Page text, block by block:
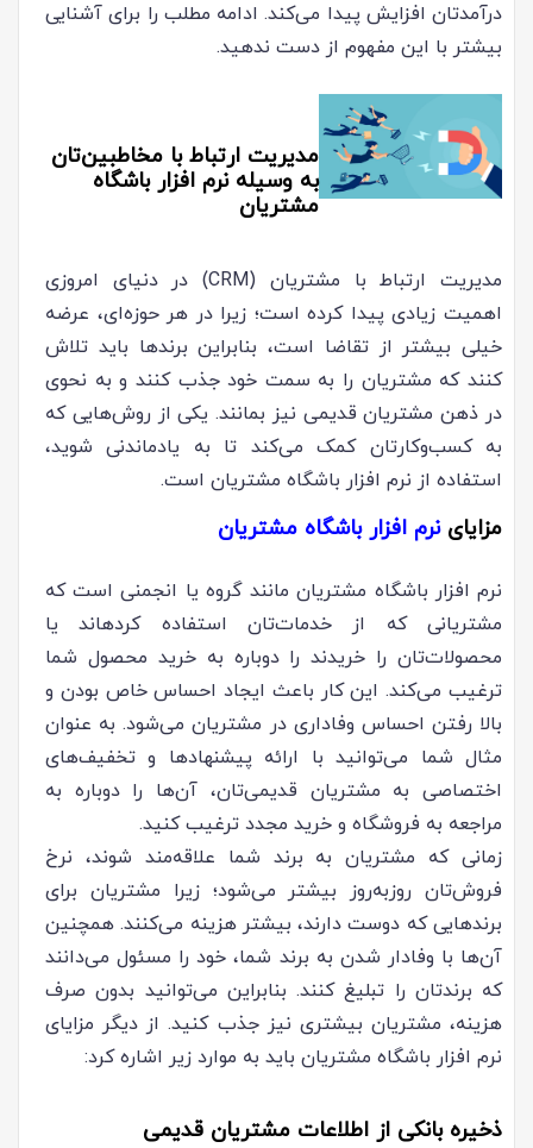
درآمدتان افزایش پیدا می‌کند. ادامه مطلب را برای آشنایی
بیشتر با این مفهوم از دست ندهید.
مدیریت ارتباط با مخاطبین‌تان
به وسیله نرم افزار باشگاه
مشتریان
مدیریت ارتباط با مشتریان (CRM) در دنیای امروزی
اهمیت زیادی پیدا کرده است؛ زیرا در هر حوزه‌ای، عرضه
خیلی بیشتر از تقاضا است، بنابراین برندها باید تلاش
کنند که مشتریان را به سمت خود جذب کنند و به نحوی
در ذهن مشتریان قدیمی نیز بمانند. یکی از روش‌هایی که
به کسب‌وکارتان کمک می‌کند تا به یادماندنی شوید،
استفاده از نرم افزار باشگاه مشتریان است.
مزایاینرم افزار باشگاه مشتریان
نرم افزار باشگاه مشتریان مانند گروه یا انجمنی است که
مشتریانی که از خدمات‎‌تان استفاده کرده‎اند یا
محصولات‌تان را خریدند را دوباره به خرید محصول شما
ترغیب می‌کند. این کار باعث ایجاد احساس خاص بودن و
بالا رفتن احساس وفاداری در مشتریان می‌شود. به عنوان
مثال شما می‌توانید با ارائه پیشنهاد‌ها و تخفیف‌های
اختصاصی به مشتریان قدیمی‌تان، آن‎‌ها را دوباره به
مراجعه به فروشگاه و خرید مجدد ترغیب کنید.
زمانی که مشتریان به برند شما علاقه‌مند شوند، نرخ
فروش‌تان روزبه‌‌روز بیشتر می‌شود؛ زیرا مشتریان برای
برندهایی که دوست دارند، بیشتر هزینه می‌کنند. همچنین
آن‌ها با وفادار شدن به برند شما، خود را مسئول می‌دانند
که برندتان را تبلیغ کنند. بنابراین می‌توانید بدون صرف
هزینه، مشتریان بیشتری نیز جذب کنید. از دیگر مزایای
نرم افزار باشگاه مشتریان باید به موارد زیر اشاره کرد:
ذخیره بانکی از اطلاعات مشتریان قدیمی